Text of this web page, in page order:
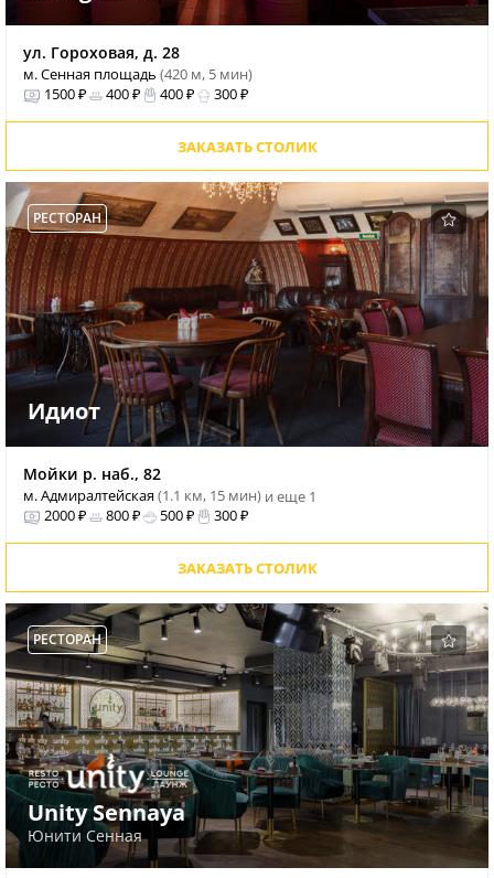
ул. Гороховая, д. 28
м. Сенная площадь (420 м, 5 мин)
1500 ₽
400 ₽ 400 ₽ 300 ₽
ЗАКАЗАТЬ СТОЛИК
РЕСТОРАН
Идиот
Мойки р. наб., 82
м. Адмиралтейская(1.1 км, 15 мин) и еще 1
2000 ₽
800 ₽ 500 ₽ 300 ₽
ЗАКАЗАТЬ СТОЛИК
РЕСТОРАН
Unity Sennaya
Юнити Сенная